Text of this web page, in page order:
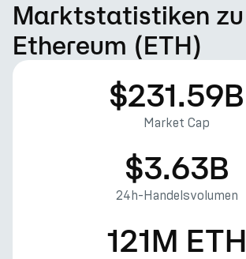
Marktstatistiken zu
Ethereum (ETH)
$231.59B
Market Cap
$3.63B
24h-Handelsvolumen
121M ETH